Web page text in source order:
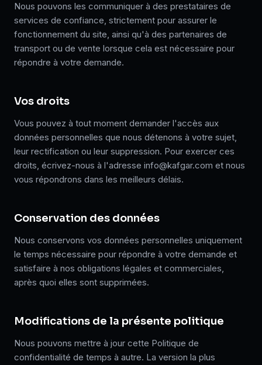
Nous pouvons les communiquer à des prestataires de
services de confiance, strictement pour assurer le
fonctionnement du site, ainsi qu'à des partenaires de
transport ou de vente lorsque cela est nécessaire pour
répondre à votre demande.
Vos droits
Vous pouvez à tout moment demander l'accès aux
données personnelles que nous détenons à votre sujet,
leur rectification ou leur suppression. Pour exercer ces
droits, écrivez-nous à l'adresse info@kafgar.com et nous
vous répondrons dans les meilleurs délais.
Conservation des données
Nous conservons vos données personnelles uniquement
le temps nécessaire pour répondre à votre demande et
satisfaire à nos obligations légales et commerciales,
après quoi elles sont supprimées.
Modifications de la présente politique
Nous pouvons mettre à jour cette Politique de
confidentialité de temps à autre. La version la plus